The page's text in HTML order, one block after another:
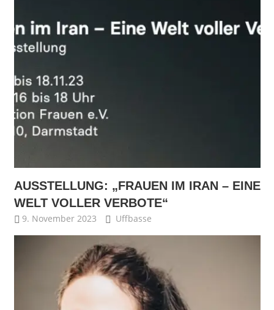
AUSSTELLUNG: „FRAUEN IM IRAN – EINE
WELT VOLLER VERBOTE“
9. November 2023 Uffbasse